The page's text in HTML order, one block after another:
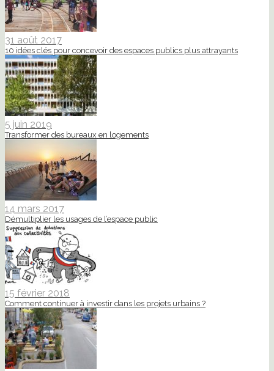
31 août 2017
10 idées clés pour concevoir des espaces publics plus attrayants
5 juin 2019
Transformer des bureaux en logements
14 mars 2017
Démultiplier les usages de l’espace public
15 février 2018
Comment continuer à investir dans les projets urbains ?